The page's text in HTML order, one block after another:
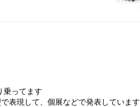
乗ってます
表現して、個展などで発表しています